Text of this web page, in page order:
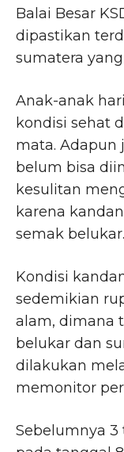
Balai Besar
dipastikan
sumatera
Anak-anak
kondisi sehat
mata. Adapun
belum bisa
kesulitan
karena
semak belukar.
Kondisi
sedemikian
alam, dimana
belukar dan
dilakukan
memonitor
Sebelumnya